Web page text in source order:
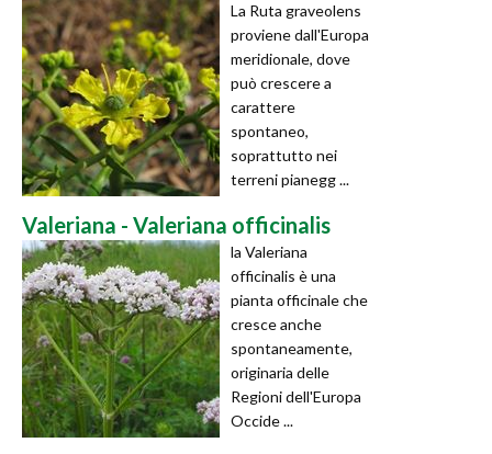
La Ruta graveolens
proviene dall'Europa
meridionale, dove
può crescere a
carattere
spontaneo,
soprattutto nei
terreni pianegg ...
Valeriana - Valeriana officinalis
la Valeriana
officinalis è una
pianta officinale che
cresce anche
spontaneamente,
originaria delle
Regioni dell'Europa
Occide ...